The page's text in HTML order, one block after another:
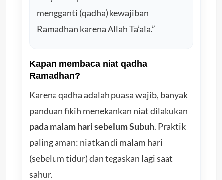
mengganti (qadha) kewajiban
Ramadhan karena Allah Ta’ala.”
Kapan membaca niat qadha
Ramadhan?
Karena qadha adalah puasa wajib, banyak
panduan fikih menekankan niat dilakukan
pada malam hari sebelum Subuh. Praktik
paling aman: niatkan di malam hari
(sebelum tidur) dan tegaskan lagi saat
sahur.